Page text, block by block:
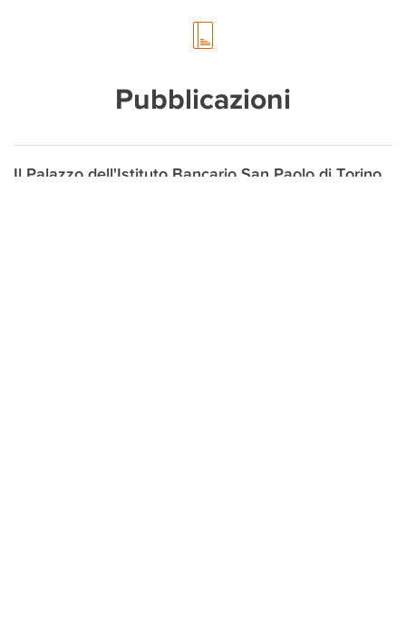
Pubblicazioni
Il Palazzo dell'Istituto Bancario San Paolo di Torino